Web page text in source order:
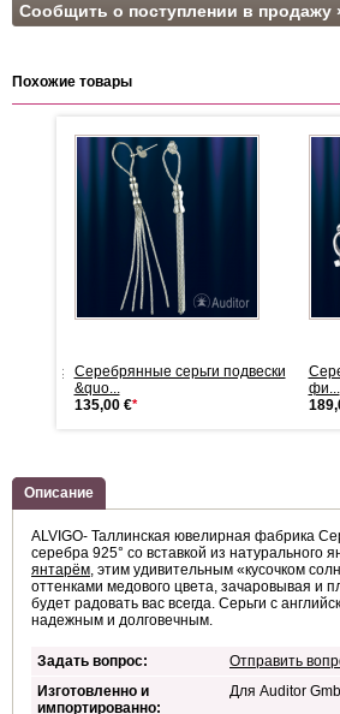
Сообщить о поступлении в продажу
Похожие товары
с
Серебрянные серьги подвески
&quo...
135,00 €*
фи...
Описание
ALVIGO- Таллинская ювелирная фабрика
серебра 925° со вставкой из натурального
янтарём, этим удивительным «кусочком
оттенками медового цвета, зачаровывая и
будет радовать вас всегда. Серьги с
надежным и долговечным.
Задать вопрос:
Отправить
Изготовленно и
импортированно:
Для Auditor